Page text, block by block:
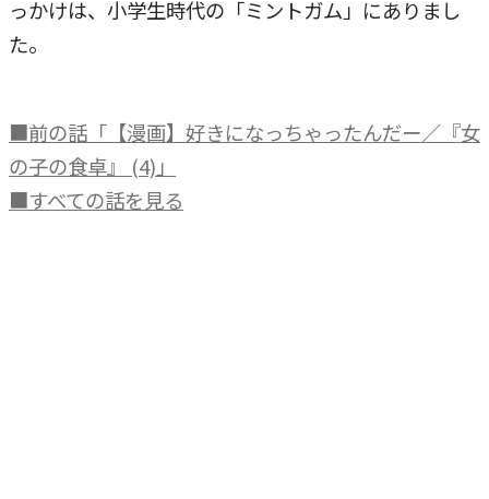
っかけは、小学生時代の「ミントガム」にありまし
た。
■前の話「【漫画】好きになっちゃったんだー／『女
の子の食卓』 (4)」
■すべての話を見る